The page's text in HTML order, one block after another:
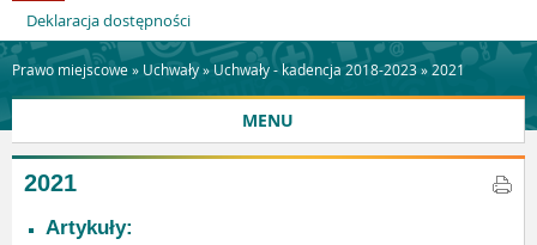
Deklaracja dostępności
Prawo miejscowe » Uchwały» Uchwały - kadencja 2018-2023»2021
MENU
2021
Artykuły: